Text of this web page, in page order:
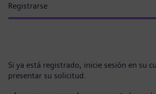
Registrarse
Si ya está registrado, inicie sesión en su
presentar su solicitud.